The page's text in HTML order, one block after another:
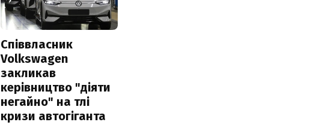
Співвласник
Volkswagen
закликав
керівництво "діяти
негайно" на тлі
кризи автогіганта